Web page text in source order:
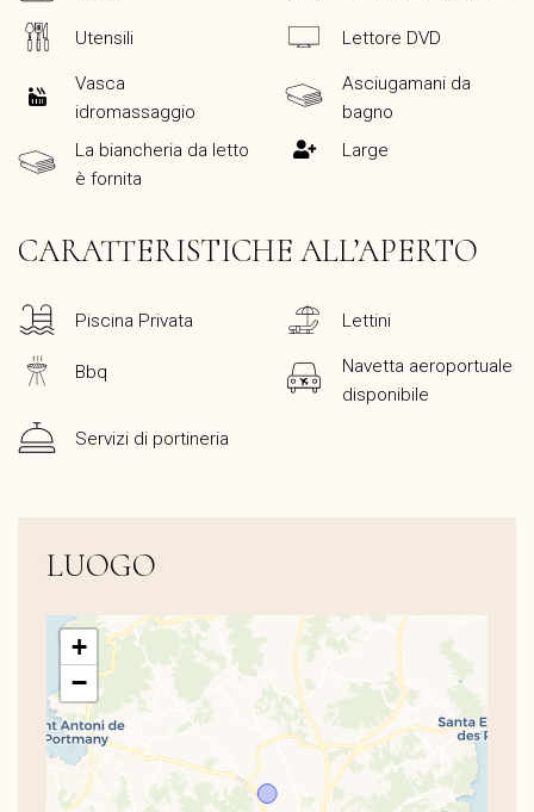
Utensili Lettore DVD
Vasca
idromassaggio
Asciugamani da
bagno
La biancheria da letto
è fornita
Large
CARATTERISTICHE ALL’APERTO
Piscina Privata Lettini
Bbq
Navetta aeroportuale
disponibile
Servizi di portineria
LUOGO
+
−